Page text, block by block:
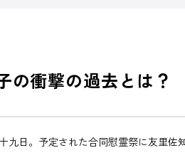
の衝撃の過去とは？
九日。予定された合同慰霊祭に友里